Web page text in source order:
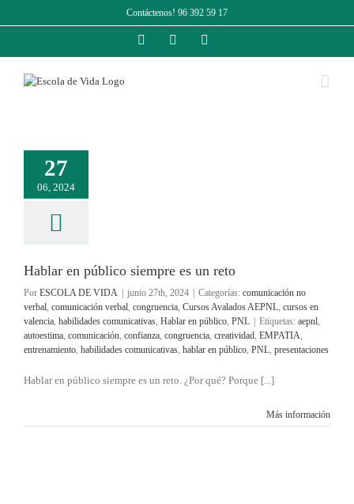
Contáctenos! 96 392 59 17
FacebookInstagram
27
06, 2024
Hablar en público siempre es un reto
Por ESCOLA DE VIDA junio 27th, 2024 Categorías: comunicación no
verbal, comunicación verbal, congruencia, Cursos Avalados AEPNL, cursos en
valencia, habilidades comunicativas, Hablar en público, PNL Etiquetas: aepnl,
autoestima, comunicación, confianza, congruencia, creatividad, EMPATIA,
entrenamiento, habilidades comunicativas, hablar en público, PNL, presentaciones
Hablar en público siempre es un reto. ¿Por qué? Porque [...]
Más información